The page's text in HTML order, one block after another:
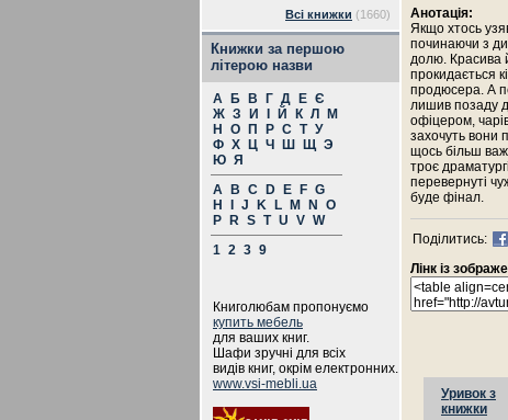
Всі книжки (1660)
Книжки за першою
літерою назви
А Б В Г Д Е Є
Ж З И Й К Л
М
Н
О П Р С Т У
Ф Х Ц Ч Ш Щ Э
Ю Я
A
B C D E F G
H
J K L M N
O
P
R S T U V W
1 2 3 9
Книголюбам пропонуємо
купить мебель
для ваших книг.
Шафи зручні для всіх
видів книг, окрім електронних.
www.vsi-mebli.ua
Анотація:
Якщо хтось
починаючи з
долю. Красива
прокидається
продюсера. А
лишив позаду
офіцером,
захочуть вони
щось більш
троє
перевернуті
буде фінал.
Поділитись:
Лінк із
Уривок з
книжки